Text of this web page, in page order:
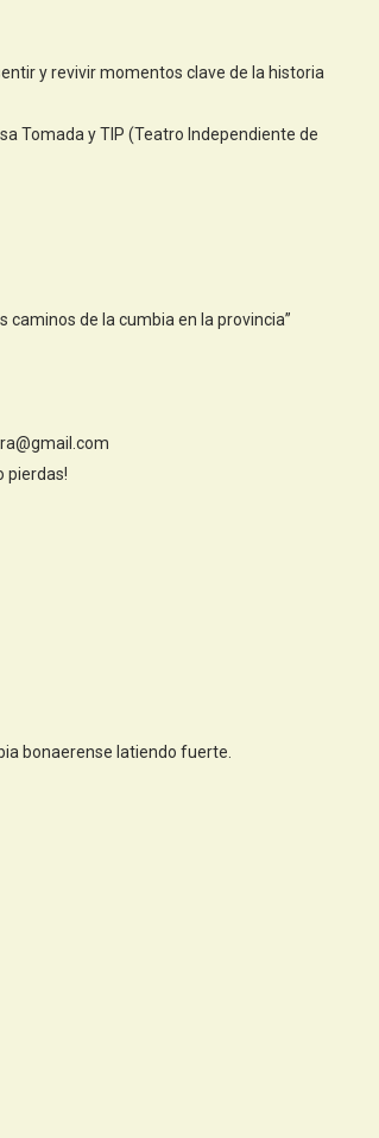
y revivir momentos clave de la historia
Tomada y TIP (Teatro Independiente de
caminos de la cumbia en la provincia”
pierdas!
bonaerense latiendo fuerte.